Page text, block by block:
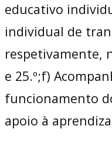
educativo
individual de
respetivamente,
e 25.º;f)
funcionamento
apoio à